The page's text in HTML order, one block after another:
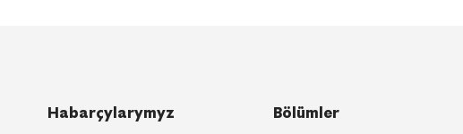
Habarçylarymyz Bölümler